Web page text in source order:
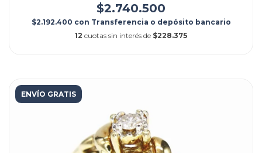
$2.740.500
$2.192.400 con Transferencia o depósito bancario
12 cuotas sin interés de $228.375
ENVÍO GRATIS